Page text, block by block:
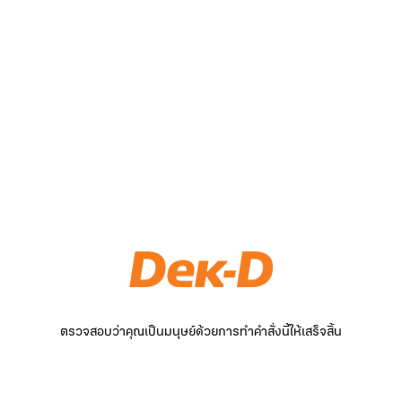
ตรวจสอบว่าคุณเป็นมนุษย์ด้วยการทำคำสั่งนี้ให้เสร็จสิ้น